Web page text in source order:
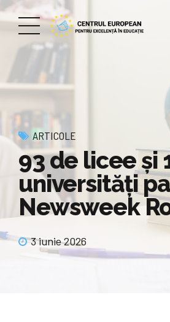
ARTICOLE
93 de licee și
universități
Newsweek
3 iunie 2026